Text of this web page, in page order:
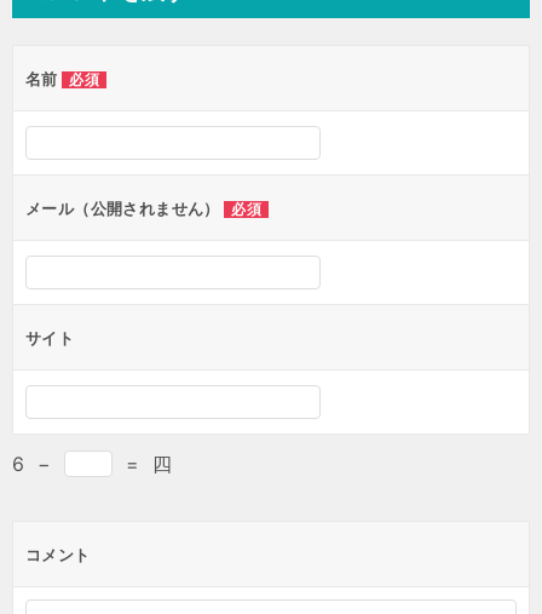
名前 必須
メール（公開されません） 必須
サイト
6 − = 四
コメント